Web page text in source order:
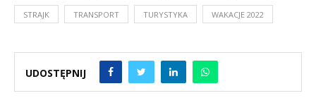
STRAJK TRANSPORT TURYSTYKA WAKACJE 2022
UDOSTĘPNIJ